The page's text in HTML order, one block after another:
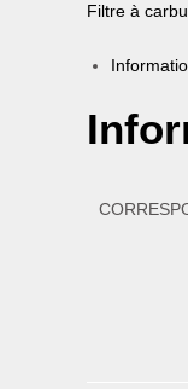
Filtre à